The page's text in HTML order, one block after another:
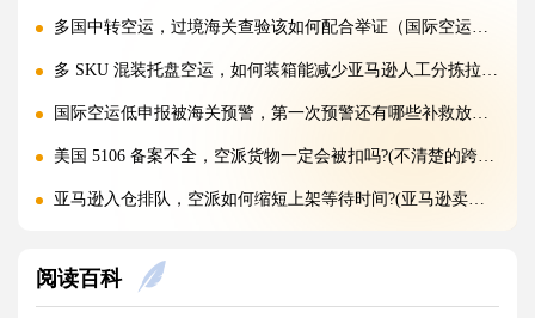
多国中转空运，过境海关查验该如何配合举证（国际空运干货知识分享）
多 SKU 混装托盘空运，如何装箱能减少亚马逊人工分拣拉长上架时长?(国际空运干货知识分享)
国际空运低申报被海关预警，第一次预警还有哪些补救放行办法(外贸人请注意)
美国 5106 备案不全，空派货物一定会被扣吗?(不清楚的跨境电商卖家看过来)
亚马逊入仓排队，空派如何缩短上架等待时间?(亚马逊卖家必看篇)
凌晨落地的红眼航班空运，末端机场分拣会额外拉长多久派送时效?(不清楚的外贸人看过来)
阅读百科